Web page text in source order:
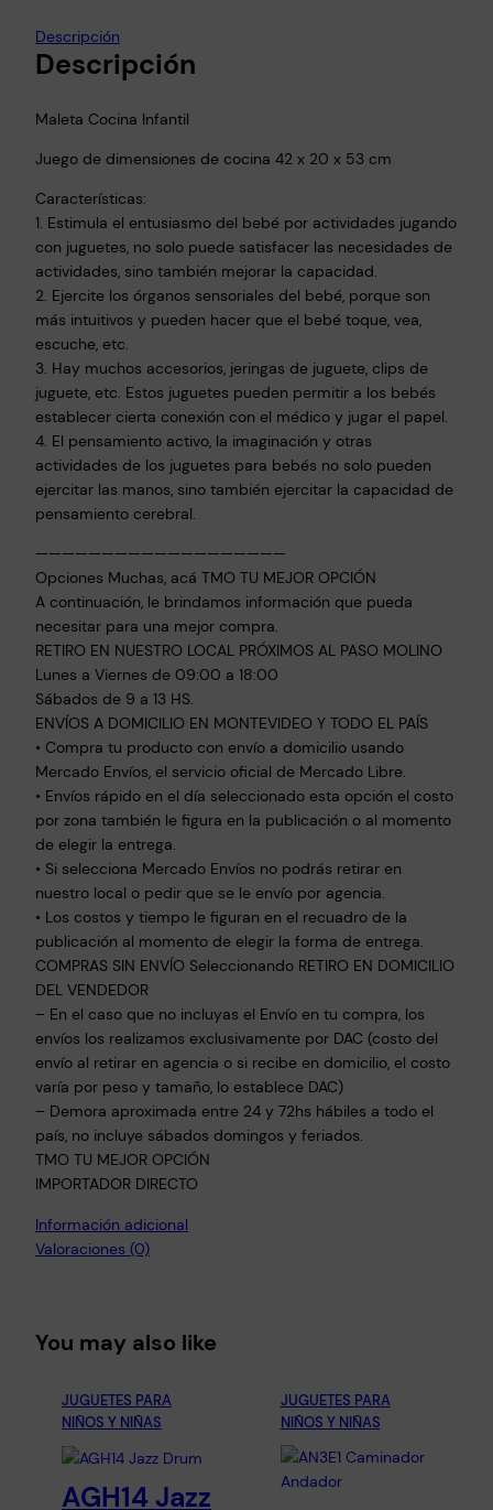
o
c
n
a
o
c
i
n
i
a
M
a
l
e
t
i
I
n
f
a
n
t
i
C
e
f
c
a
n
t
i
d
a
d
Descripción
Descripción
Maleta Cocina Infantil
Juego de dimensiones de cocina 42 x 20 x 53 cm
Características:
1. Estimula el entusiasmo del bebé por actividades jugando
con juguetes, no solo puede satisfacer las necesidades de
actividades, sino también mejorar la capacidad.
2. Ejercite los órganos sensoriales del bebé, porque son
más intuitivos y pueden hacer que el bebé toque, vea,
escuche, etc.
3. Hay muchos accesorios, jeringas de juguete, clips de
juguete, etc. Estos juguetes pueden permitir a los bebés
establecer cierta conexión con el médico y jugar el papel.
4. El pensamiento activo, la imaginación y otras
actividades de los juguetes para bebés no solo pueden
ejercitar las manos, sino también ejercitar la capacidad de
pensamiento cerebral.
———————————————————
Opciones Muchas, acá TMO TU MEJOR OPCIÓN
A continuación, le brindamos información que pueda
necesitar para una mejor compra.
RETIRO EN NUESTRO LOCAL PRÓXIMOS AL PASO MOLINO
Lunes a Viernes de 09:00 a 18:00
Sábados de 9 a 13 HS.
ENVÍOS A DOMICILIO EN MONTEVIDEO Y TODO EL PAÍS
• Compra tu producto con envío a domicilio usando
Mercado Envíos, el servicio oficial de Mercado Libre.
• Envíos rápido en el día seleccionado esta opción el costo
por zona también le figura en la publicación o al momento
de elegir la entrega.
• Si selecciona Mercado Envíos no podrás retirar en
nuestro local o pedir que se le envío por agencia.
• Los costos y tiempo le figuran en el recuadro de la
publicación al momento de elegir la forma de entrega.
COMPRAS SIN ENVÍO Seleccionando RETIRO EN DOMICILIO
DEL VENDEDOR
– En el caso que no incluyas el Envío en tu compra, los
envíos los realizamos exclusivamente por DAC (costo del
envío al retirar en agencia o si recibe en domicilio, el costo
varía por peso y tamaño, lo establece DAC)
– Demora aproximada entre 24 y 72hs hábiles a todo el
país, no incluye sábados domingos y feriados.
TMO TU MEJOR OPCIÓN
IMPORTADOR DIRECTO
Información adicional
Valoraciones (0)
You may also like
JUGUETES PARA
NIÑOS Y NIÑAS
AGH14 Jazz
JUGUETES PARA
NIÑOS Y NIÑAS